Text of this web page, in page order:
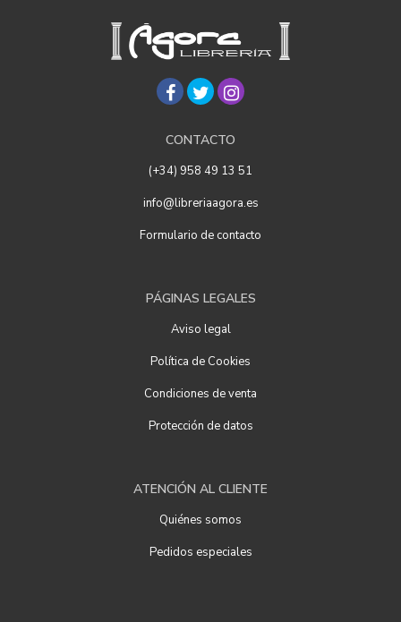
CONTACTO
(+34) 958 49 13 51
info@libreriaagora.es
Formulario de contacto
PÁGINAS LEGALES
Aviso legal
Política de Cookies
Condiciones de venta
Protección de datos
ATENCIÓN AL CLIENTE
Quiénes somos
Pedidos especiales